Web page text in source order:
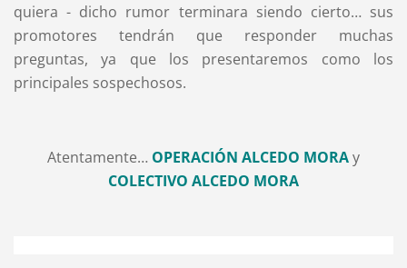
quiera - dicho rumor terminara siendo cierto… sus
promotores tendrán que responder muchas
preguntas, ya que los presentaremos como los
principales sospechosos.
Atentamente… OPERACIÓN ALCEDO MORAy
COLECTIVO ALCEDO MORA